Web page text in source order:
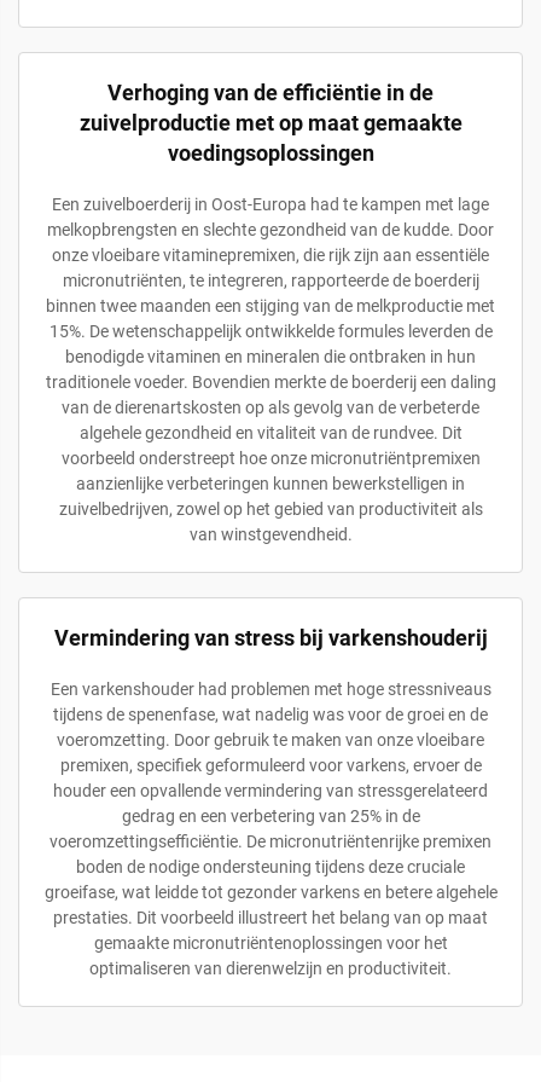
Verhoging van de efficiëntie in de
zuivelproductie met op maat gemaakte
voedingsoplossingen
Een zuivelboerderij in Oost-Europa had te kampen met lage
melkopbrengsten en slechte gezondheid van de kudde. Door
onze vloeibare vitaminepremixen, die rijk zijn aan essentiële
micronutriënten, te integreren, rapporteerde de boerderij
binnen twee maanden een stijging van de melkproductie met
15%. De wetenschappelijk ontwikkelde formules leverden de
benodigde vitaminen en mineralen die ontbraken in hun
traditionele voeder. Bovendien merkte de boerderij een daling
van de dierenartskosten op als gevolg van de verbeterde
algehele gezondheid en vitaliteit van de rundvee. Dit
voorbeeld onderstreept hoe onze micronutriëntpremixen
aanzienlijke verbeteringen kunnen bewerkstelligen in
zuivelbedrijven, zowel op het gebied van productiviteit als
van winstgevendheid.
Vermindering van stress bij varkenshouderij
Een varkenshouder had problemen met hoge stressniveaus
tijdens de spenenfase, wat nadelig was voor de groei en de
voeromzetting. Door gebruik te maken van onze vloeibare
premixen, specifiek geformuleerd voor varkens, ervoer de
houder een opvallende vermindering van stressgerelateerd
gedrag en een verbetering van 25% in de
voeromzettingsefficiëntie. De micronutriëntenrijke premixen
boden de nodige ondersteuning tijdens deze cruciale
groeifase, wat leidde tot gezonder varkens en betere algehele
prestaties. Dit voorbeeld illustreert het belang van op maat
gemaakte micronutriëntenoplossingen voor het
optimaliseren van dierenwelzijn en productiviteit.